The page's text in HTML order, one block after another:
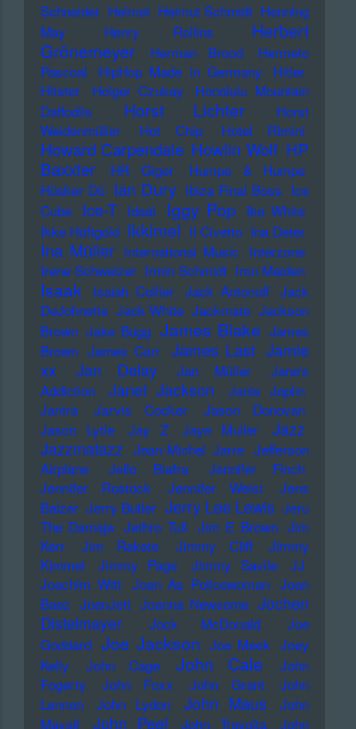
Schneider Helmet Helmut Schmidt Henning
May
Henry Rollins
Herbert
Grönemeyer
Herman Brood
Hermeto
Pascoal
HipHop Made in Germany
Hitler
Hitster
Holger Czukay
Honolulu Mountain
Daffodils
Horst Lichter
Horst
Weidenmüller
Hot Chip Hotel Rimini
Howard Carpendale Howlin Wolf HP
Baxxter
HR Giger
Humpe & Humpe
Hüsker Dü Ian Dury Ibiza Final Boss Ice
Cube
Ice-T Ideal Iggy Pop Ike White
Ikke Hüftgold Ikkimel Il Civetto Ina Deter
Ina Müller International Music Interzone
Irene Schweizer Irmin Schmidt Iron Maiden
Isaak Isaiah Collier Jack Antonoff Jack
DeJohnette Jack White Jackmate Jackson
Brown Jake Bugg James Blake James
Brown James Carr James Last Jamie
xx
Jan Delay Jan Müller
Jane's
Addiction
Janet Jackson
Janis Joplin
Jantra
Jarvis Cocker
Jason Donovan
Jason Lytle
Jay Z Jaye Muller
Jazz
Jazzmatazz Jean-Michel Jarre Jefferson
Airplane
Jello Biafra
Jennifer Finch
Jennifer Rostock
Jennifer Weist
Jens
Balzer Jerry Butler Jerry Lee Lewis Jeru
The Damaja Jethro Tull Jim E Brown Jim
Kerr
Jim Rakete Jimmy Cliff
Jimmy
Kimmel
Jimmy Page Jimmy Savile
JJ
Joachim Witt Joan As Policewoman Joan
Baez JoanJett Joanna Newsome Jochen
Distelmayer
Jock McDonald
Joe
Goddard Joe Jackson Joe Meek Joey
Kelly
John Cage John Cale
John
Fogerty
John Foxx John Grant
John
Lennon
John Lydon John Maus
John
Mayall
John Peel John Travolta
John